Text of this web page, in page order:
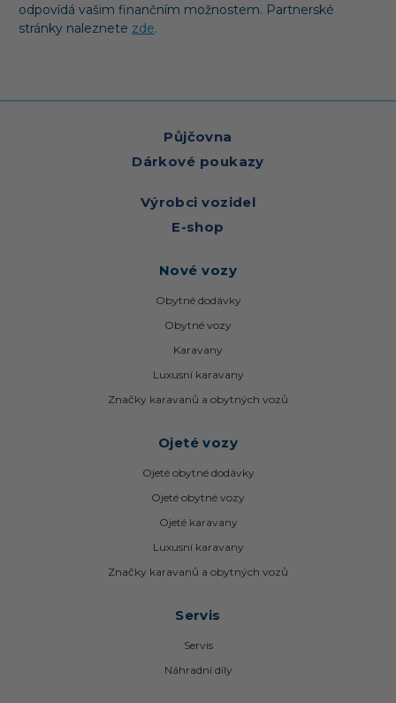
odpovídá vašim finančním možnostem. Partnerské
stránky naleznete zde.
Půjčovna
Dárkové poukazy
Výrobci vozidel
E-shop
Nové vozy
Obytné dodávky
Obytné vozy
Karavany
Luxusní karavany
Značky karavanů a obytných vozů
Ojeté vozy
Ojeté obytné dodávky
Ojeté obytné vozy
Ojeté karavany
Luxusní karavany
Značky karavanů a obytných vozů
Servis
Servis
Náhradní díly